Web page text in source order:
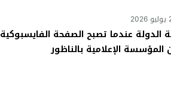
الدولة عندما تصبح الصفحة الفايسبوكية
المؤسسة الإعلامية بالناظور